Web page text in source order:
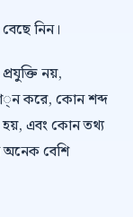
নিন।
নয়,
করে, কোন শব্দ
হয়, এবং কোন তথ্য
অনেক বেশি